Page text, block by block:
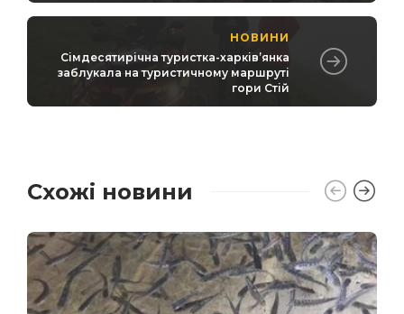
НОВИНИ
Сімдесятирічна туристка-харківʼянка
заблукала на туристичному маршруті
гори Стій
Схожі новини